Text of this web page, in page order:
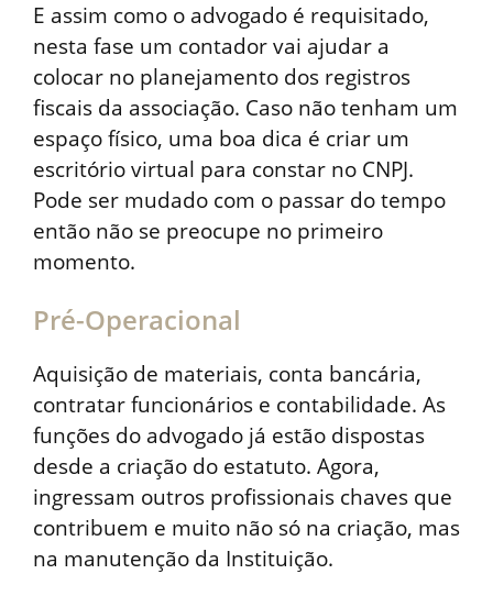
E assim como o advogado é requisitado,
nesta fase um contador vai ajudar a
colocar no planejamento dos registros
fiscais da associação. Caso não tenham um
espaço físico, uma boa dica é criar um
escritório virtual para constar no CNPJ.
Pode ser mudado com o passar do tempo
então não se preocupe no primeiro
momento.
Pré-Operacional
Aquisição de materiais, conta bancária,
contratar funcionários e contabilidade. As
funções do advogado já estão dispostas
desde a criação do estatuto. Agora,
ingressam outros profissionais chaves que
contribuem e muito não só na criação, mas
na manutenção da Instituição.